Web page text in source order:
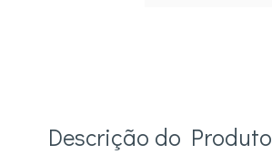
Descrição do Produto